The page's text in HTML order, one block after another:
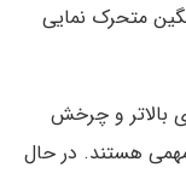
متحرک نمایی
بالاتر و چرخش
هستند. در حال